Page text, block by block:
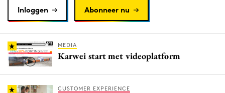
Reputatie & crisis
Inloggen Abonneer nu
MEDIA
Karwei start met videoplatform
CUSTOMER EXPERIENCE